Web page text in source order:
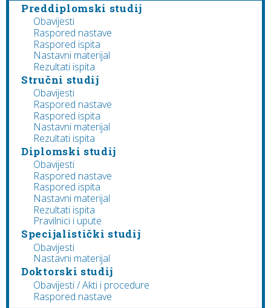
Preddiplomski studij
Obavijesti
Raspored nastave
Raspored ispita
Nastavni materijal
Rezultati ispita
Stručni studij
Obavijesti
Raspored nastave
Raspored ispita
Nastavni materijal
Rezultati ispita
Diplomski studij
Obavijesti
Raspored nastave
Raspored ispita
Nastavni materijal
Rezultati ispita
Pravilnici i upute
Specijalistički studij
Obavijesti
Nastavni materijal
Doktorski studij
Obavijesti / Akti i procedure
Raspored nastave